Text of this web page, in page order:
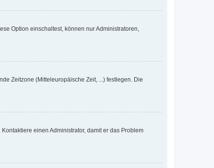
Option einschaltest, können nur Administratoren,
Zeitzone (Mitteleuropäische Zeit, ...) festlegen. Die
einen Administrator, damit er das Problem